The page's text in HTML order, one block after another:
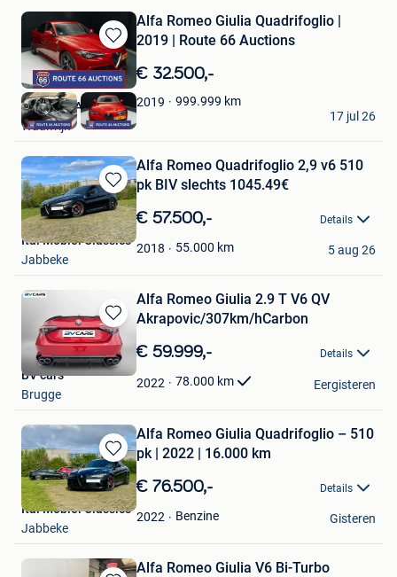
Bewaren
in
Mijn
Favorieten
Alfa Romeo Giulia Quadrifoglio |
2019 | Route 66 Auctions
€ 32.500,-
2019 999.999 km
Route 66 Auctions
Waalwijk
17 jul 26
Bewaren
in
Mijn
Favorieten
Alfa Romeo Quadrifoglio 2,9 v6 510
pk BIV slechts 1045.49€
€ 57.500,- Details
2018 55.000 km
Ital Mobiel Classics
Jabbeke
5 aug 26
Bewaren
in
Mijn
Favorieten
Alfa Romeo Giulia 2.9 T V6 QV
Akrapovic/307km/hCarbon
€ 59.999,- Details
2022 78.000 km
BV cars
Brugge
Eergisteren
Bewaren
in
Mijn
Favorieten
Alfa Romeo Giulia Quadrifoglio – 510
pk | 2022 | 16.000 km
€ 76.500,- Details
2022 Benzine
Ital Mobiel Classics
Jabbeke
Gisteren
Alfa Romeo Giulia V6 Bi-Turbo